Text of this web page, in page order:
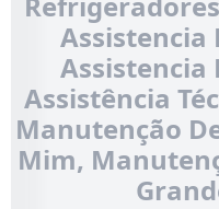
Assistencia
Assistencia
Assistência
Manutenção
Mim,